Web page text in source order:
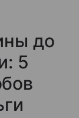
до
5